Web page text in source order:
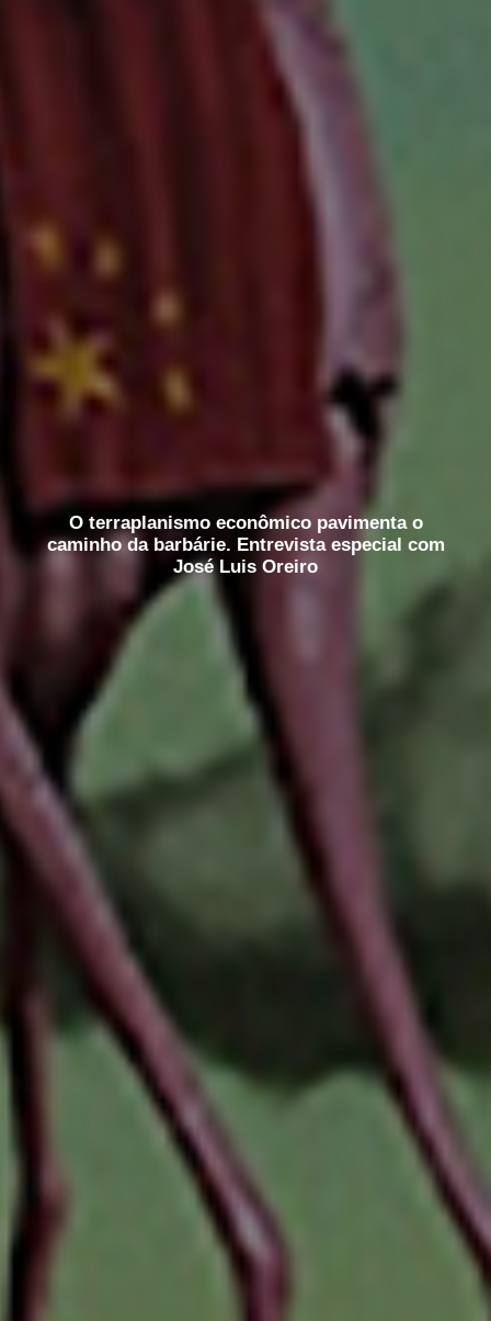
O terraplanismo econômico pavimenta o
caminho da barbárie. Entrevista especial com
José Luis Oreiro